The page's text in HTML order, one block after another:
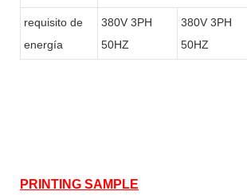
requisito de
energía
380V 3PH
50HZ
380V 3PH
50HZ
PRINTING SAMPLE